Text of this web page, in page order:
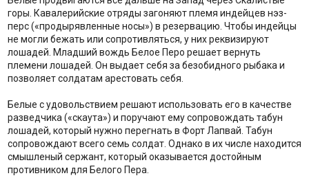
горы. Кавалерийские отряды загоняют племя индейцев нэз-
перс («продырявленные носы») в резервацию. Чтобы индейцы
не могли бежать или сопротивляться, у них реквизируют
лошадей. Младший вождь Белое Перо решает вернуть
племени лошадей. Он выдает себя за безобидного рыбака и
позволяет солдатам арестовать себя.
Белые с удовольствием решают использовать его в качестве
разведчика («скаута») и поручают ему сопровождать табун
лошадей, который нужно перегнать в Форт Лапвай. Табун
сопровождают всего семь солдат. Однако в их числе находится
смышленый сержант, который оказывается достойным
противником для Белого Пера.